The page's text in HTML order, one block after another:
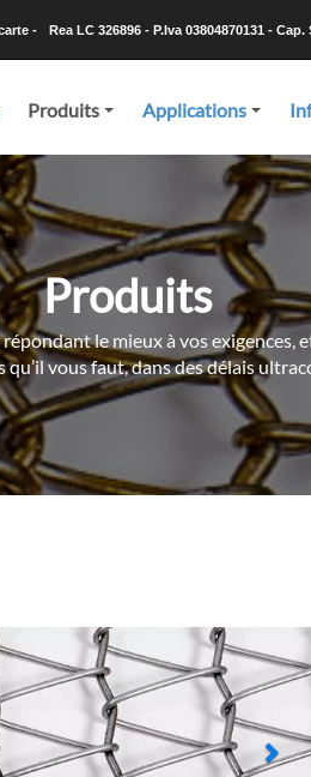
- Rea LC 326896 - P.Iva 03804870131 - Cap.
Produits
Applications
Produits
le mieux à vos exigences,
qu’il vous faut, dans des délais